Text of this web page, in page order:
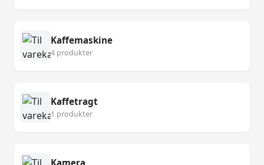
Kaffemaskine
4 produkter
Kaffetragt
1 produkter
Kamera